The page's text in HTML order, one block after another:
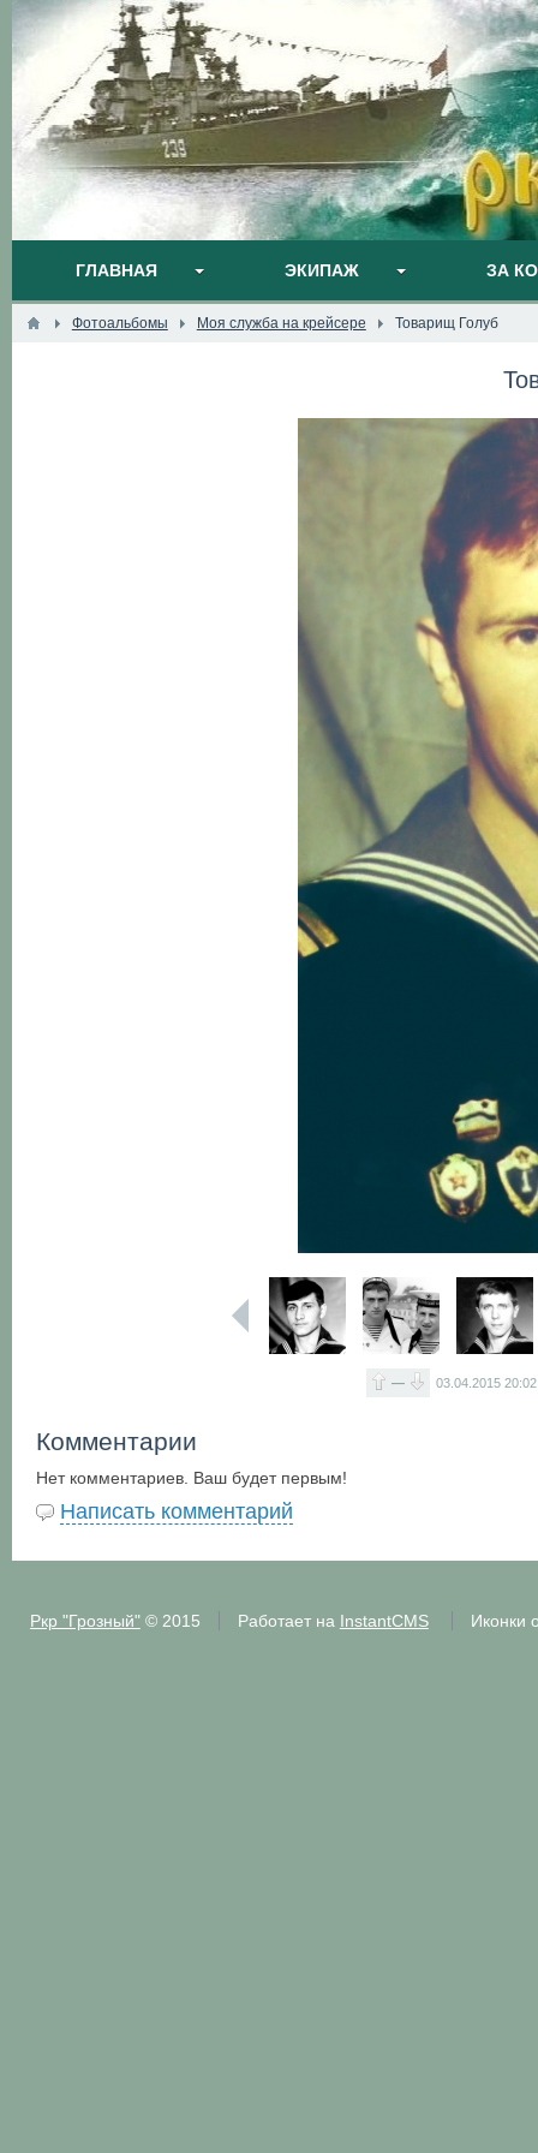
ГЛАВНАЯ ЭКИПАЖ ЗА
Фотоальбомы Моя служба на крейсере Товарищ Голуб
— 03.04.201520:02
Комментарии
Нет комментариев. Ваш будет первым!
Написать комментарий
Ркр "Грозный"© 2015 Работает на InstantCMS Иконки